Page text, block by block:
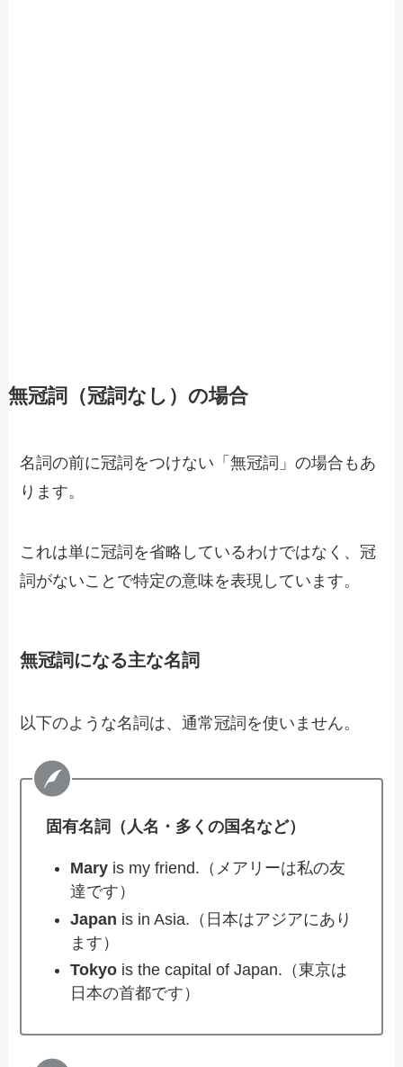
無冠詞（冠詞なし）の場合
名詞の前に冠詞をつけない「無冠詞」の場合もあ
ります。
これは単に冠詞を省略しているわけではなく、冠
詞がないことで特定の意味を表現しています。
無冠詞になる主な名詞
以下のような名詞は、通常冠詞を使いません。
固有名詞（人名・多くの国名など）
Mary is my friend.（メアリーは私の友
達です）
Japan is in Asia.（日本はアジアにあり
ます）
Tokyo is the capital of Japan.（東京は
日本の首都です）